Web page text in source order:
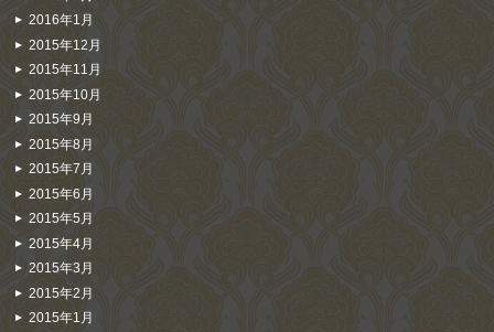
2016年1月
2015年12月
2015年11月
2015年10月
2015年9月
2015年8月
2015年7月
2015年6月
2015年5月
2015年4月
2015年3月
2015年2月
2015年1月